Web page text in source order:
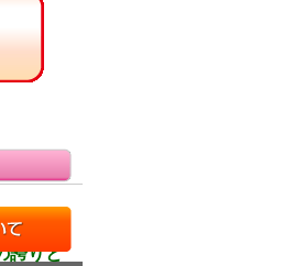
。
誇りと